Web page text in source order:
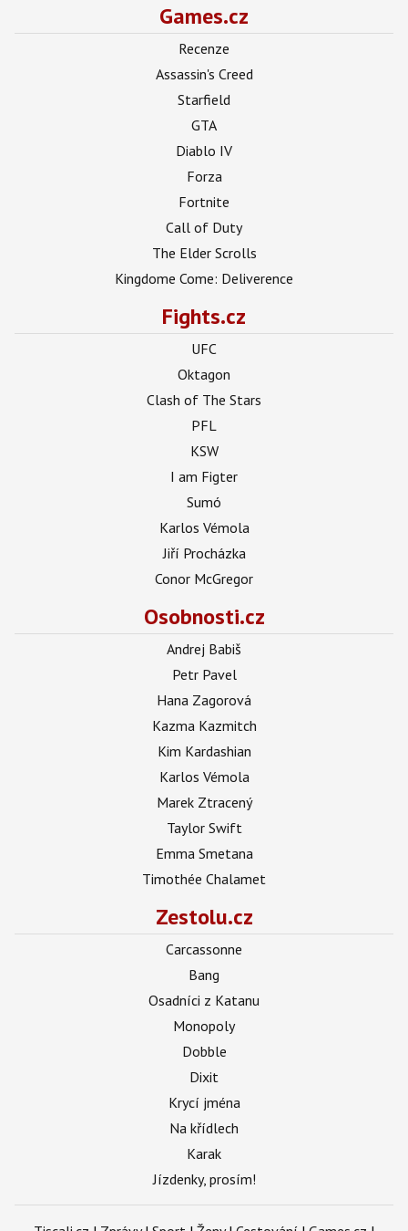
Games.cz
Recenze
Assassin's Creed
Starfield
GTA
Diablo IV
Forza
Fortnite
Call of Duty
The Elder Scrolls
Kingdome Come: Deliverence
Fights.cz
UFC
Oktagon
Clash of The Stars
PFL
KSW
I am Figter
Sumó
Karlos Vémola
Jiří Procházka
Conor McGregor
Osobnosti.cz
Andrej Babiš
Petr Pavel
Hana Zagorová
Kazma Kazmitch
Kim Kardashian
Karlos Vémola
Marek Ztracený
Taylor Swift
Emma Smetana
Timothée Chalamet
Zestolu.cz
Carcassonne
Bang
Osadníci z Katanu
Monopoly
Dobble
Dixit
Krycí jména
Na křídlech
Karak
Jízdenky, prosím!